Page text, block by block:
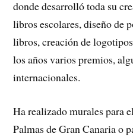
donde desarrolló toda su
libros escolares, diseño de
libros, creación de
los años varios premios,
internacionales.
Ha realizado murales para
Palmas de Gran Canaria o